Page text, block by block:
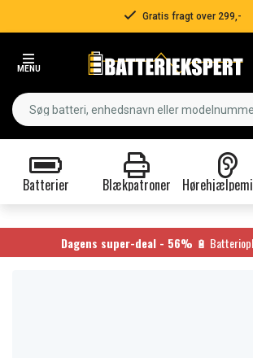
Gratis fragt over 299,-
MENU
Batterier Blækpatroner
9
Dagens super-deal - 56% 🔋